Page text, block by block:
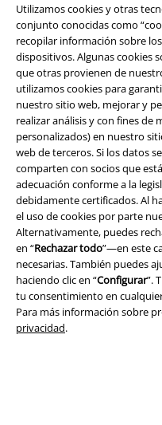
Utilizamos cookies y otras
conjunto conocidas como
recopilar información sobre
dispositivos. Algunas cookies
que otras provienen de
utilizamos cookies para
nuestro sitio web, mejorar y
realizar análisis y con fines
personalizados) en nuestro
web de terceros. Si los datos
comparten con socios que
adecuación conforme a la
debidamente certificados. Al
el uso de cookies por parte
Alternativamente, puedes
en “Rechazar todo”—en este
necesarias. También puedes
haciendo clic en “Configurar”.
tu consentimiento en
Para más información sobre
privacidad.
Legal
Términos y Condiciones
Aviso Legal